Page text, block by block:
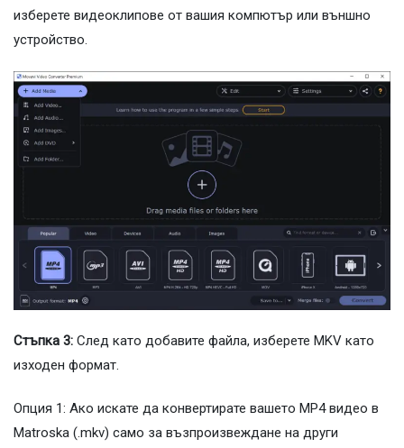
изберете видеоклипове от вашия компютър или външно
устройство.
Стъпка 3: След като добавите файла, изберете MKV като
изходен формат.
Опция 1: Ако искате да конвертирате вашето MP4 видео в
Matroska (.mkv) само за възпроизвеждане на други